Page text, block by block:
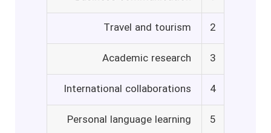
2
Travel and tourism
3
Academic research
4
International collaborations
5
Personal language learning